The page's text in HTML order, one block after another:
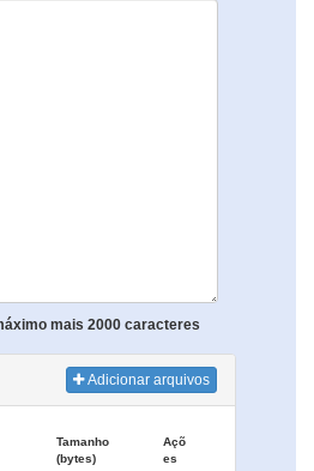
mais 2000 caracteres
Adicionar arquivos
Tamanho
(bytes)
Açõ
es